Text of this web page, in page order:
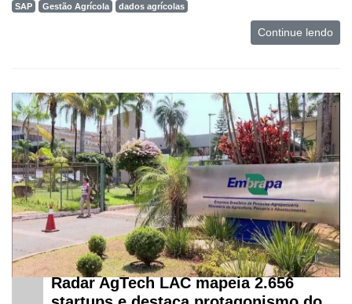
SAP
Gestão Agrícola dados agrícolas
Continue lendo
Radar AgTech LAC mapeia 2.656